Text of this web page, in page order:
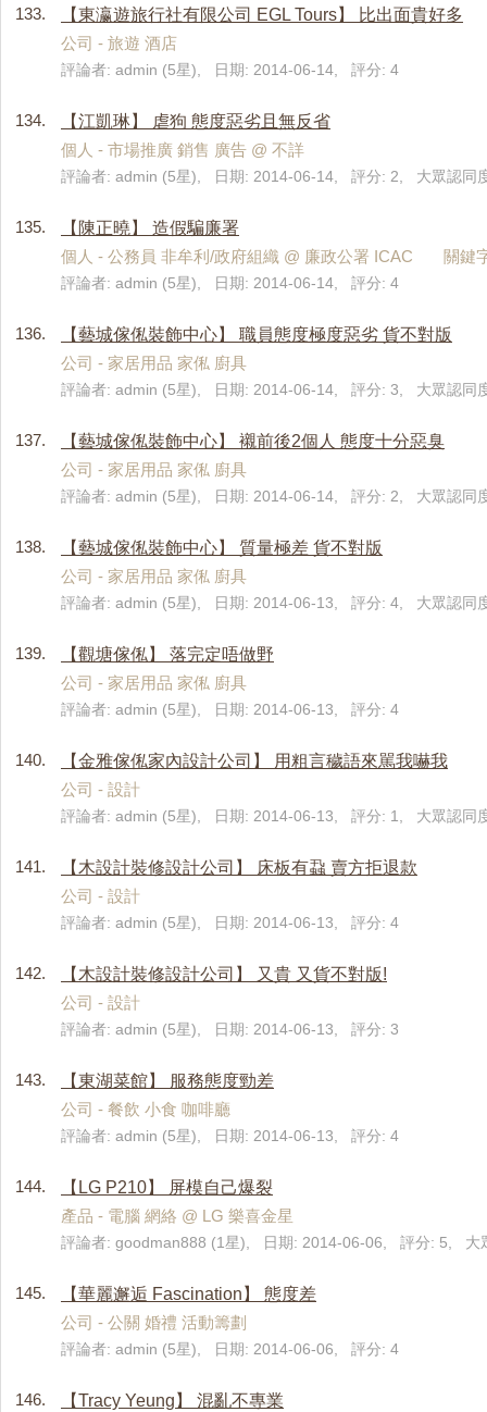
133.
【東瀛遊旅行社有限公司 EGL Tours】 比出面貴好多
公司 - 旅遊 酒店
評論者: admin (5星), 日期: 2014-06-14, 評分: 4
134.
【江凱琳】 虐狗 態度惡劣且無反省
個人 - 市場推廣 銷售 廣告 @ 不詳
評論者: admin (5星), 日期: 2014-06-14, 評分: 2, 大眾認同
135.
【陳正曉】 造假騙廉署
個人 - 公務員 非牟利/政府組織 @ 廉政公署 ICAC 關鍵
評論者: admin (5星), 日期: 2014-06-14, 評分: 4
136.
【藝城傢俬裝飾中心】 職員態度極度惡劣 貨不對版
公司 - 家居用品 家俬 廚具
評論者: admin (5星), 日期: 2014-06-14, 評分: 3, 大眾認同
137.
【藝城傢俬裝飾中心】 襯前後2個人 態度十分惡臭
公司 - 家居用品 家俬 廚具
評論者: admin (5星), 日期: 2014-06-14, 評分: 2, 大眾認同
138.
【藝城傢俬裝飾中心】 質量極差 貨不對版
公司 - 家居用品 家俬 廚具
評論者: admin (5星), 日期: 2014-06-13, 評分: 4, 大眾認同
139.
【觀塘傢俬】 落完定唔做野
公司 - 家居用品 家俬 廚具
評論者: admin (5星), 日期: 2014-06-13, 評分: 4
140.
【金雅傢俬家內設計公司】 用粗言穢語來駡我嚇我
公司 - 設計
評論者: admin (5星), 日期: 2014-06-13, 評分: 1, 大眾認同
141.
【木設計裝修設計公司】 床板有蝨 賣方拒退款
公司 - 設計
評論者: admin (5星), 日期: 2014-06-13, 評分: 4
142.
【木設計裝修設計公司】 又貴 又貨不對版!
公司 - 設計
評論者: admin (5星), 日期: 2014-06-13, 評分: 3
143.
【東湖菜館】 服務態度勁差
公司 - 餐飲 小食 咖啡廳
評論者: admin (5星), 日期: 2014-06-13, 評分: 4
144.
【LG P210】 屏模自己爆裂
產品 - 電腦 網絡 @ LG 樂喜金星
評論者: goodman888 (1星), 日期: 2014-06-06, 評分: 5, 大
145.
【華麗邂逅 Fascination】 態度差
公司 - 公關 婚禮 活動籌劃
評論者: admin (5星), 日期: 2014-06-06, 評分: 4
146. 【Tracy Yeung】 混亂不專業